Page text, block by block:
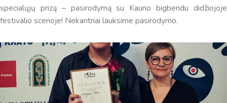
specialųjų prizą – pasirodymą su Kauno bigbendu didžiojoje
festivalio scenoje! Nekantriai lauksime pasirodymo.